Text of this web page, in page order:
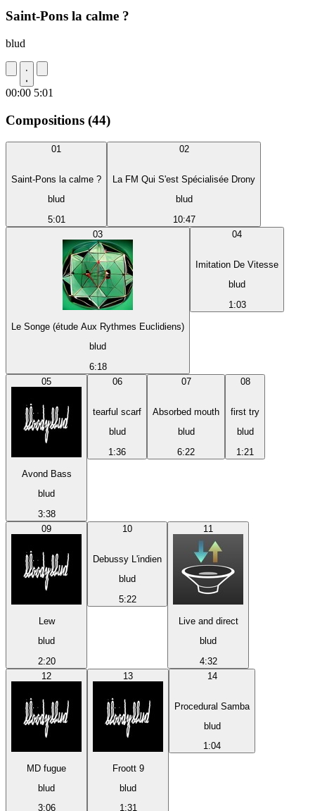
Saint-Pons la calme ?
blud
00:00 5:01
Compositions (44)
01
Saint-Pons la calme ?
blud
5:01
02
La FM Qui S'est Spécialisée Drony
blud
10:47
03
Le Songe (étude Aux Rythmes Euclidiens)
blud
6:18
04
Imitation De Vitesse
blud
1:03
05
Avond Bass
blud
3:38
06
tearful scarf
blud
1:36
07
Absorbed mouth
blud
6:22
08
first try
blud
1:21
09
Lew
blud
2:20
10
Debussy L'indien
blud
5:22
11
Live and direct
blud
4:32
12
MD fugue
blud
3:06
13
Froott 9
blud
1:31
14
Procedural Samba
blud
1:04